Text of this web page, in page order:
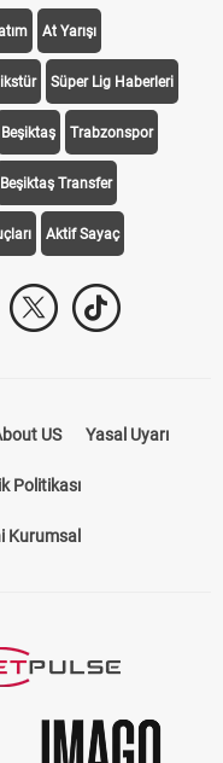
At Yarışı
Süper Lig Haberleri
Beşiktaş Trabzonspor
Beşiktaş Transfer
Aktif Sayaç
US Yasal Uyarı
Politikası
Kurumsal